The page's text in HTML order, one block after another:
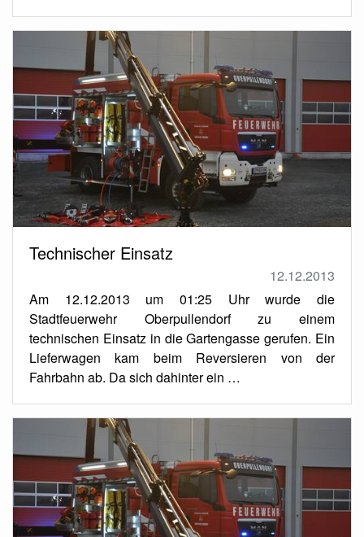
Technischer Einsatz
12.12.2013
Am 12.12.2013 um 01:25 Uhr wurde die
Stadtfeuerwehr Oberpullendorf zu einem
technischen Einsatz in die Gartengasse gerufen. Ein
Lieferwagen kam beim Reversieren von der
Fahrbahn ab. Da sich dahinter ein …